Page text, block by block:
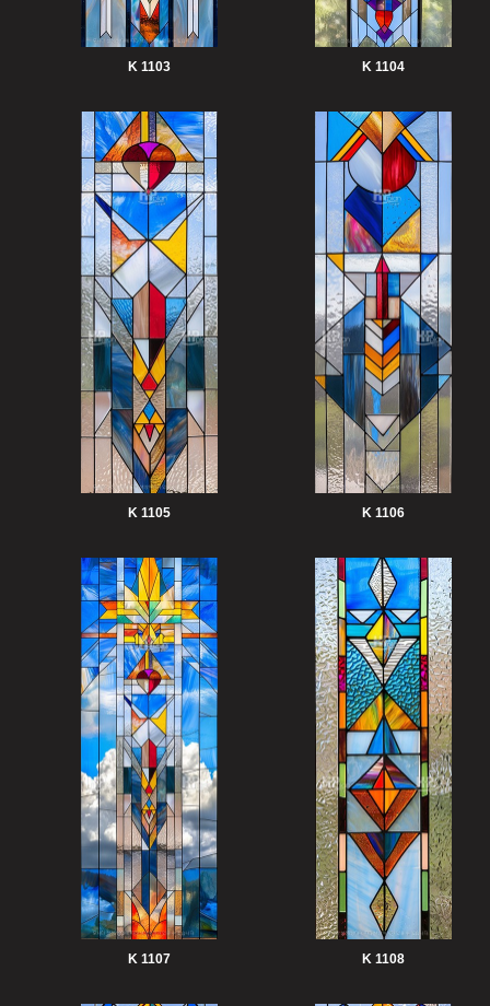
K 1103 K 1104
K 1105 K 1106
K 1107 K 1108